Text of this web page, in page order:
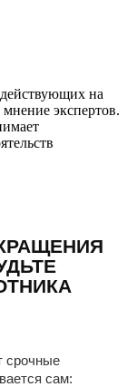
на
экспертов.
срочные
сам: